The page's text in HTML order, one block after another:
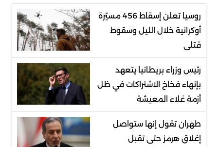
روسيا تعلن إسقاط 456 مسيّرة
أوكرانية خلال الليل وسقوط
قتلى
رئيس وزراء بريطانيا يتعهد
بإنهاء فخاخ الاشتراكات في ظل
أزمة غلاء المعيشة
طهران تقول إنها ستواصل
إغلاق هرمز حتى تقبل